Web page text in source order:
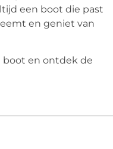
een boot die past
en geniet van
boot en ontdek de